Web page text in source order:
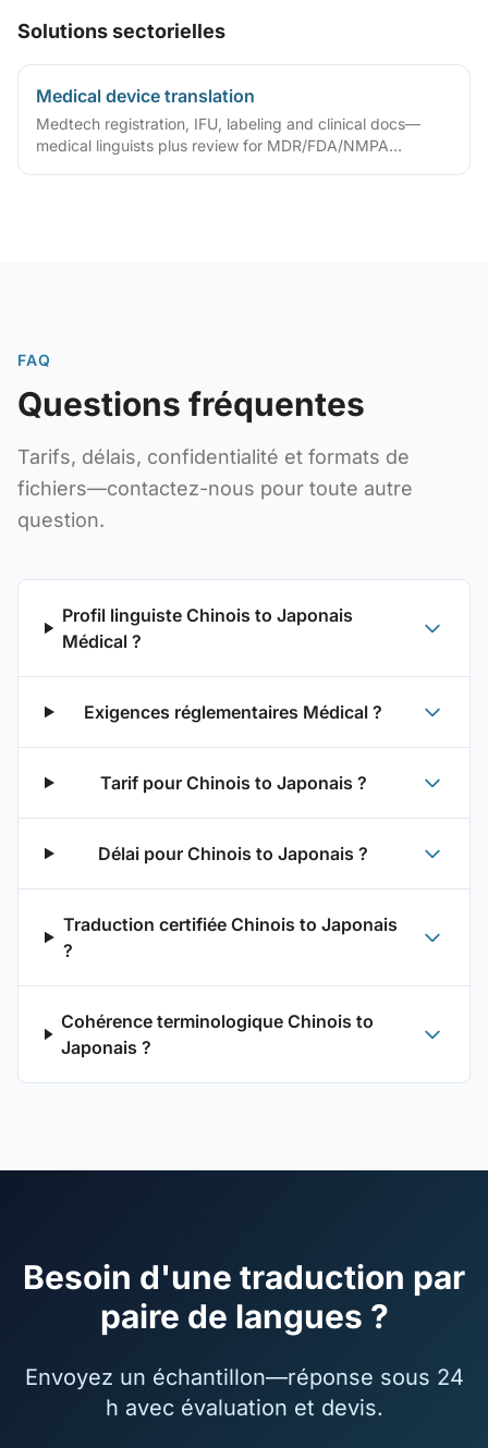
Solutions sectorielles
Medical device translation
Medtech registration, IFU, labeling and clinical docs—
medical linguists plus review for MDR/FDA/NMPA
FAQ
Questions fréquentes
Tarifs, délais, confidentialité et formats de
fichiers—contactez-nous pour toute autre
question.
Profil linguiste Chinois to Japonais
Médical ?
Exigences réglementaires Médical ?
Tarif pour Chinois to Japonais ?
Délai pour Chinois to Japonais ?
Traduction certifiée Chinois to Japonais
?
Cohérence terminologique Chinois to
Japonais ?
Besoin d'une traduction par
paire de langues ?
Envoyez un échantillon—réponse sous 24
h avec évaluation et devis.